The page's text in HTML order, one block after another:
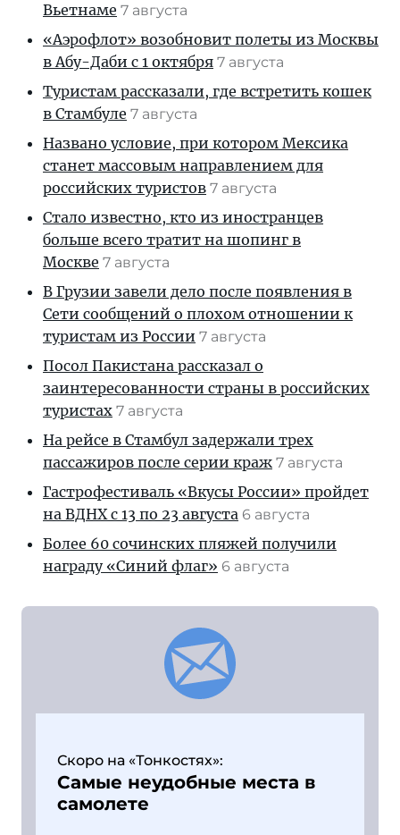
Вьетнаме 7 августа
«Аэрофлот» возобновит полеты из Москвы
в Абу-Даби с 1 октября 7 августа
Туристам рассказали, где встретить кошек
в Стамбуле 7 августа
Названо условие, при котором Мексика
станет массовым направлением для
российских туристов 7 августа
Стало известно, кто из иностранцев
больше всего тратит на шопинг в
Москве 7 августа
В Грузии завели дело после появления в
Сети сообщений о плохом отношении к
туристам из России 7 августа
Посол Пакистана рассказал о
заинтересованности страны в российских
туристах 7 августа
На рейсе в Стамбул задержали трех
пассажиров после серии краж 7 августа
Гастрофестиваль «Вкусы России» пройдет
на ВДНХ с 13 по 23 августа 6 августа
Более 60 сочинских пляжей получили
награду «Синий флаг» 6 августа
Скоро на «Тонкостях»:
Самые неудобные места в
самолете